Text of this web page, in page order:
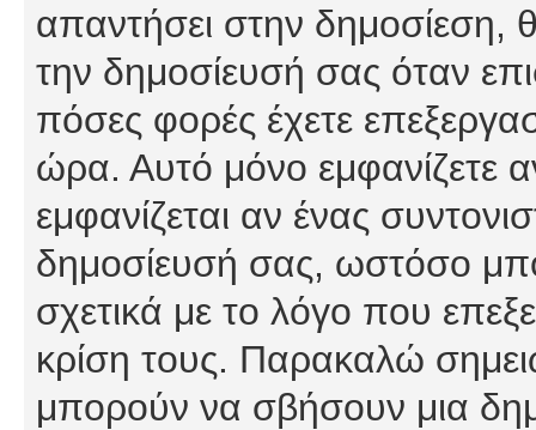
απαντήσει στην δημοσίεση,
την δημοσίευσή σας όταν
πόσες φορές έχετε
ώρα. Αυτό μόνο εμφανίζετε
εμφανίζεται αν ένας
δημοσίευσή σας, ωστόσο
σχετικά με το λόγο που
κρίση τους. Παρακαλώ
μπορούν να σβήσουν μια